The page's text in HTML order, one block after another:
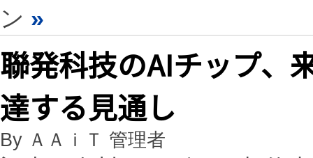
ン »
聯発科技のAIチップ、
達する見通し
By ＡＡｉＴ 管理者